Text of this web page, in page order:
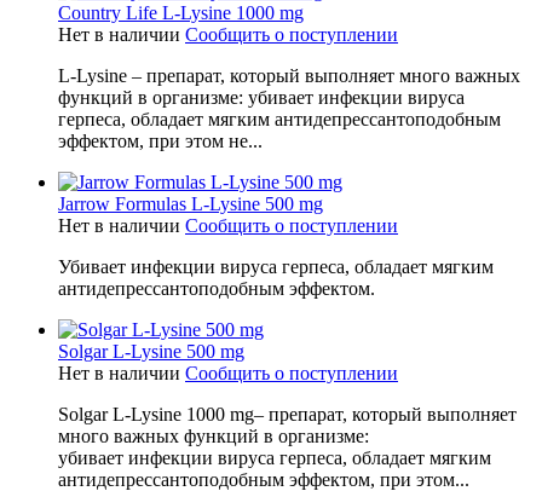
Country Life L-Lysine 1000 mg
Нет в наличии Сообщить о поступлении
L-Lysine – препарат, который выполняет много важных
функций в организме: убивает инфекции вируса
герпеса, обладает мягким антидепрессантоподобным
эффектом, при этом не...
Jarrow Formulas L-Lysine 500 mg
Нет в наличии Сообщить о поступлении
Убивает инфекции вируса герпеса, обладает мягким
антидепрессантоподобным эффектом.
Solgar L-Lysine 500 mg
Нет в наличии Сообщить о поступлении
Solgar L-Lysine 1000 mg– препарат, который выполняет
много важных функций в организме:
убивает инфекции вируса герпеса, обладает мягким
антидепрессантоподобным эффектом, при этом...